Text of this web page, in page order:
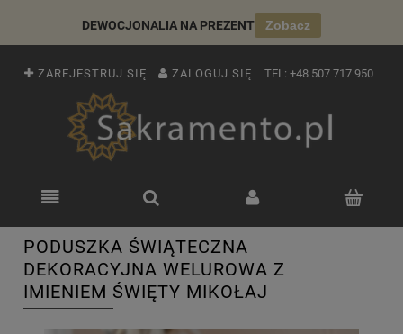
DEWOCJONALIA NA PREZENT Zobacz
ZAREJESTRUJ SIĘ ZALOGUJ SIĘ TEL: +48 507 717 950
PODUSZKA ŚWIĄTECZNA
DEKORACYJNA WELUROWA Z
IMIENIEM ŚWIĘTY MIKOŁAJ